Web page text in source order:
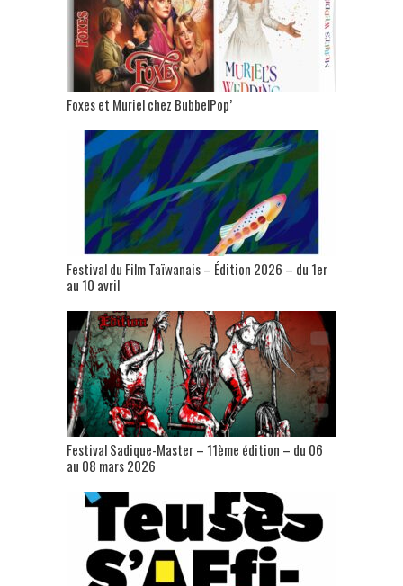
Foxes et Muriel chez BubbelPop’
Festival du Film Taïwanais – Édition 2026 – du 1er
au 10 avril
Festival Sadique-Master – 11ème édition – du 06
au 08 mars 2026